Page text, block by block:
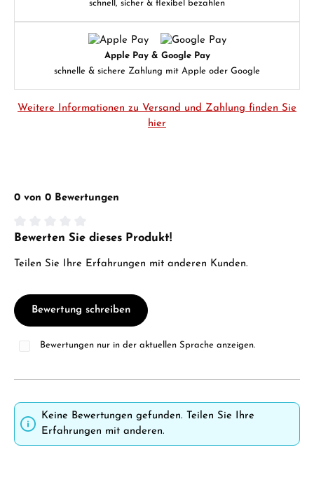
schnell, sicher & flexibel bezahlen
Apple Pay & Google Pay
schnelle & sichere Zahlung mit Apple oder Google
Weitere Informationen zu Versand und Zahlung finden Sie
hier
0 von 0 Bewertungen
Durchschnittliche Bewertung von 0 von 5 Sternen
Bewerten Sie dieses Produkt!
Teilen Sie Ihre Erfahrungen mit anderen Kunden.
Bewertung schreiben
Bewertungen nur in der aktuellen Sprache anzeigen.
Keine Bewertungen gefunden. Teilen Sie Ihre
Erfahrungen mit anderen.